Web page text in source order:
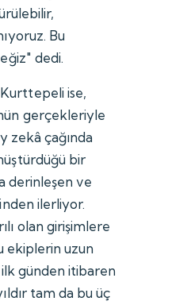
Bu
dedi.
ise,
gerçekleriyle
zekâ çağında
bir
derinleşen ve
ilerliyor.
olan girişimlere
ekiplerin uzun
günden itibaren
tam da bu üç